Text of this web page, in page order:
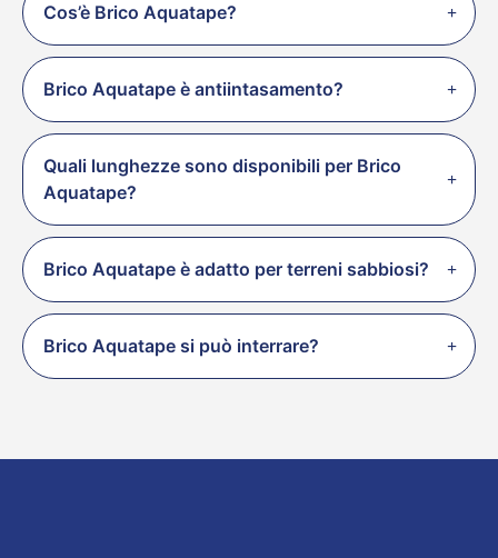
Cos’è Brico Aquatape?
Brico Aquatape è antiintasamento?
Quali lunghezze sono disponibili per Brico
Aquatape?
Brico Aquatape è adatto per terreni sabbiosi?
Brico Aquatape si può interrare?